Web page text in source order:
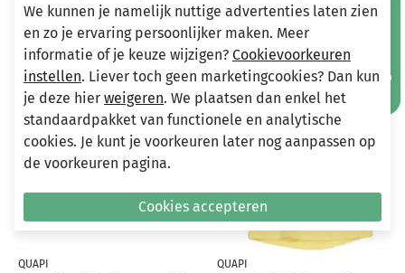
Wellicht ook iets voor jou?
-70%
QUAPI
-70%
QUAPI
Mis geen aanbiedingen!
We kunnen je namelijk nuttige advertenties laten zien
en zo je ervaring persoonlijker maken. Meer
informatie of je keuze wijzigen? Cookievoorkeuren
instellen. Liever toch geen marketingcookies? Dan kun
je deze hier weigeren. We plaatsen dan enkel het
standaardpakket van functionele en analytische
cookies. Je kunt je voorkeuren later nog aanpassen op
de voorkeuren pagina.
Cookies accepteren